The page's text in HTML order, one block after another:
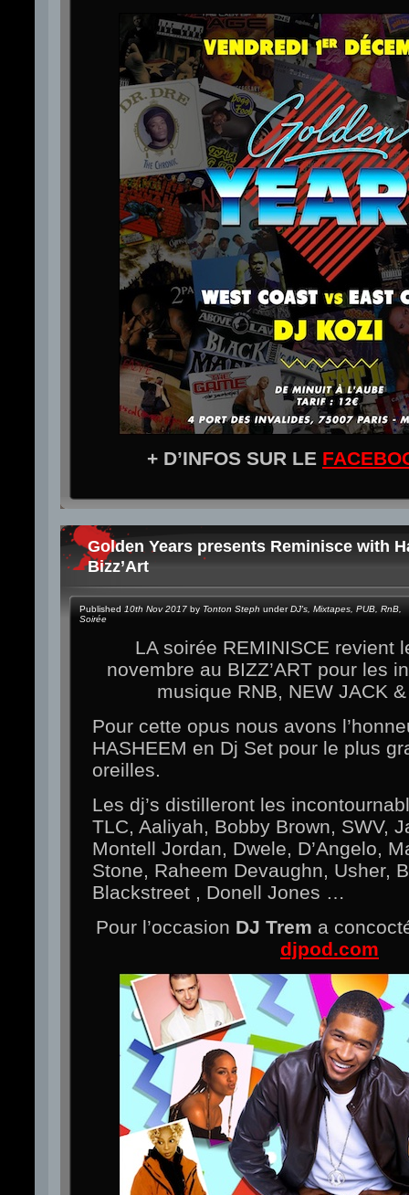
+ D’INFOS SUR LE
Golden Years presents Reminisce with
Bizz’Art
Published 10th Nov 2017 by Tonton Steph underDJ's Mixtapes PUB RnB
Soirée
LA soirée REMINISCE revient
novembre au BIZZ’ART pour les
musique RNB, NEW JACK
Pour cette opus nous avons
HASHEEM en Dj Set pour le plus
oreilles.
Les dj’s distilleront les
TLC, Aaliyah, Bobby Brown, SWV,
Montell Jordan, Dwele, D’Angelo,
Stone, Raheem Devaughn, Usher,
Blackstreet , Donell Jones …
Pour l’occasion DJ Trem a
djpod.com